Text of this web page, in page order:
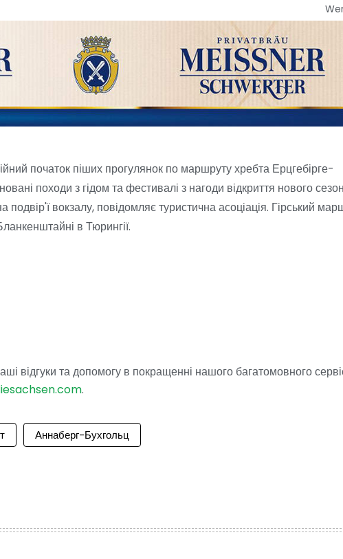
початок піших прогулянок по маршруту хребта Ерцгебірге-
походи з гідом та фестивалі з нагоди відкриття нового
вокзалу, повідомляє туристична асоціація. Гірський
в Тюрингії.
відгуки та допомогу в покращенні нашого багатомовного
.
Аннаберг-Бухгольц